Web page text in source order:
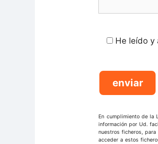
He leído y
En cumplimiento de la
información por Ud.
nuestros ficheros,
acceder a estos